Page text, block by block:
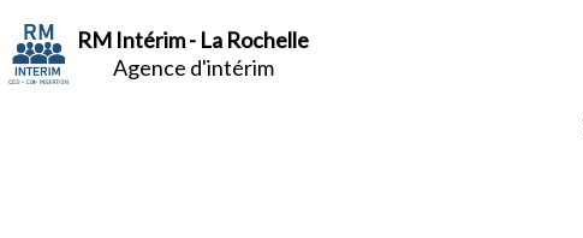
RM Intérim - La Rochelle
Agence d'intérim